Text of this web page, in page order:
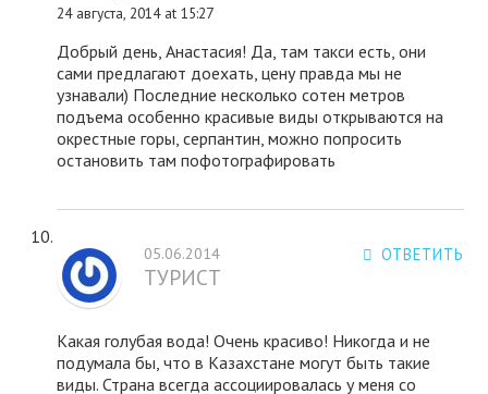
24 августа, 2014 at 15:27
Добрый день, Анастасия! Да, там такси есть, они
сами предлагают доехать, цену правда мы не
узнавали) Последние несколько сотен метров
подъема особенно красивые виды открываются на
окрестные горы, серпантин, можно попросить
остановить там пофотографировать
ОТВЕТИТЬ
05.06.2014
ТУРИСТ
Какая голубая вода! Очень красиво! Никогда и не
подумала бы, что в Казахстане могут быть такие
виды. Страна всегда ассоциировалась у меня со